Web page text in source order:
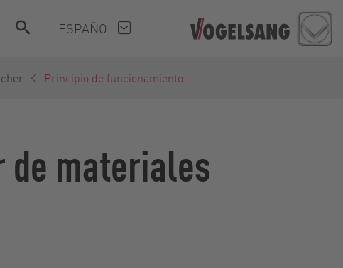
ESPAÑOL
Principio de funcionamiento
de materiales